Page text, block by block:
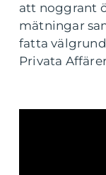
att noggrant
mätningar
fatta
Privata